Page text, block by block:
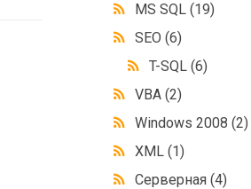
MS SQL(19)
SEO(6)
T-SQL(6)
VBA(2)
Windows 2008(2)
XML(1)
Серверная(4)